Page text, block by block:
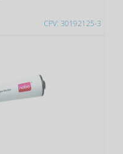
CPV: 30192125-3